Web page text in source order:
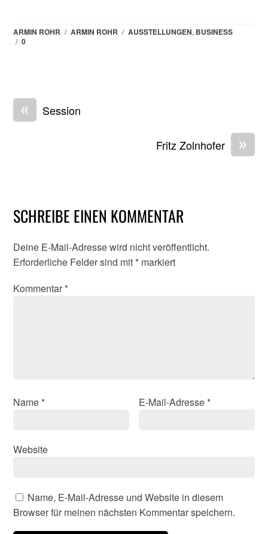
ARMIN ROHR / ARMIN ROHR / AUSSTELLUNGEN, BUSINESS
/ 0
« Session
»
Fritz Zolnhofer
SCHREIBE EINEN KOMMENTAR
Deine E-Mail-Adresse wird nicht veröffentlicht.
Erforderliche Felder sind mit * markiert
Kommentar *
Name * E-Mail-Adresse *
Website
Name, E-Mail-Adresse und Website in diesem
Browser für meinen nächsten Kommentar speichern.